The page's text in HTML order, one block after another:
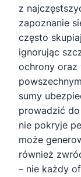
z
zapoznanie
często
ignorując
ochrony oraz
sumy
prowadzić
nie pokryje
może
również
– nie każdy